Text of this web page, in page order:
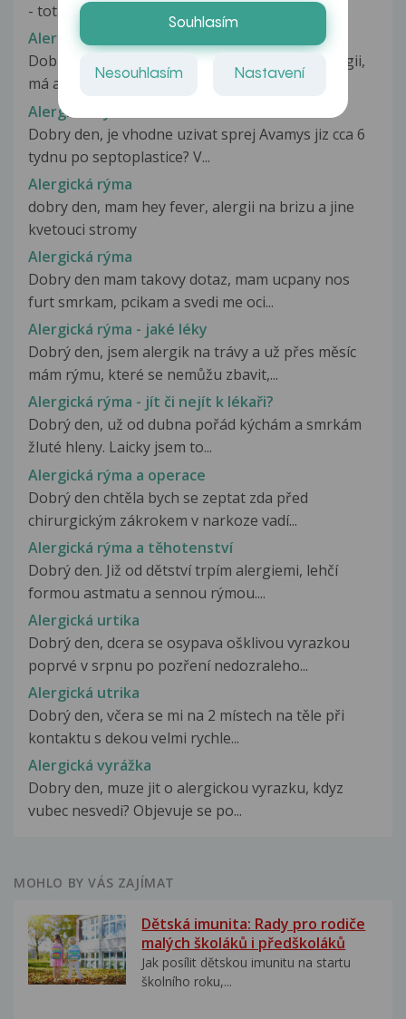
- totální endoprotézu kyčle...
Alergická rýma
Dobry den Syn (11 let) byl vyšetřen na alergologii,
má alergii na roztoče...
Alergická rýma
Dobry den, je vhodne uzivat sprej Avamys jiz cca 6
tydnu po septoplastice? V...
Alergická rýma
dobry den, mam hey fever, alergii na brizu a jine
kvetouci stromy
Alergická rýma
Dobry den mam takovy dotaz, mam ucpany nos
furt smrkam, pcikam a svedi me oci...
Alergická rýma - jaké léky
Dobrý den, jsem alergik na trávy a už přes měsíc
mám rýmu, které se nemůžu zbavit,...
Alergická rýma - jít či nejít k lékaři?
Dobrý den, už od dubna pořád kýchám a smrkám
žluté hleny. Laicky jsem to...
Alergická rýma a operace
Dobrý den chtěla bych se zeptat zda před
chirurgickým zákrokem v narkoze vadí...
Alergická rýma a těhotenství
Dobrý den. Již od dětství trpím alergiemi, lehčí
formou astmatu a sennou rýmou....
Alergická urtika
Dobrý den, dcera se osypava ošklivou vyrazkou
poprvé v srpnu po pozření nedozraleho...
Alergická utrika
Dobrý den, včera se mi na 2 místech na těle při
kontaktu s dekou velmi rychle...
Alergická vyrážka
Dobry den, muze jit o alergickou vyrazku, kdyz
vubec nesvedi? Objevuje se po...
MOHLO BY VÁS ZAJÍMAT
Dětská imunita: Rady pro rodiče
malých školáků i předškoláků
Jak posílit dětskou imunitu na startu
školního roku,...
Souhlasím
Nesouhlasím Nastavení